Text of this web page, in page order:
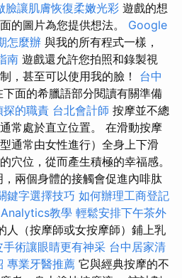
臉讓肌膚恢復柔嫩光彩 遊戲的想
的圖片為您提供想法。 Google
怎麼辦 與我的所有程式一樣，
南 遊戲還允許您拍照和錄製視
，甚至可以使用我的臉！ 台中
下面的希臘語部分閱讀有關準備
探的職責 台北會計師 按摩並不總
常處於直立位置。 在滑動按摩
通常由女性進行）全身上下滑
穴位，從而產生積極的幸福感。
，兩個身體的接觸會促進內啡肽
鍵字選擇技巧 如何辦理工商登記
教學 輕鬆安排下午茶外
人（按摩師或女按摩師）鋪上乳
手術讓眼睛更有神采 台中居家清
專業牙醫推薦 它與經典按摩的不